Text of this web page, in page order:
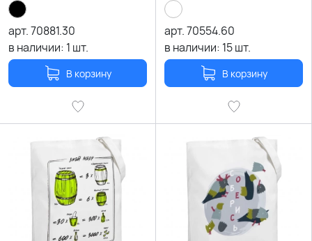
арт.70881.30
в наличии: 1 шт.
В корзину
арт.70554.60
в наличии: 15шт.
В корзину